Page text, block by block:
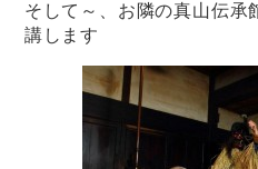
そして～、お隣の真山伝承
講します